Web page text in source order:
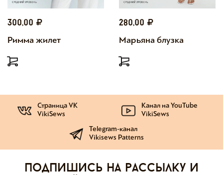
300,00
Римма жилет
280,00
Марьяна блузка
Страница VK
VikiSews
Канал на YouTube
VikiSews
Telegram-канал
Vikisews Patterns
Подпишись на рассылку и